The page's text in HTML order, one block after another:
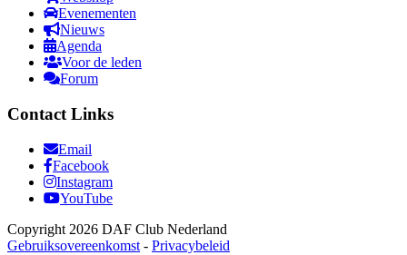
Evenementen
Nieuws
Agenda
Voor de leden
Forum
Contact Links
Email
Facebook
Instagram
YouTube
Copyright 2026 DAF Club Nederland
Gebruiksovereenkomst - Privacybeleid